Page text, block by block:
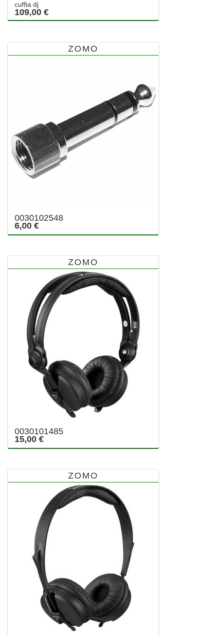
cuffia dj
109,00 €
ZOMO
0030102548
6,00 €
ZOMO
0030101485
15,00 €
ZOMO